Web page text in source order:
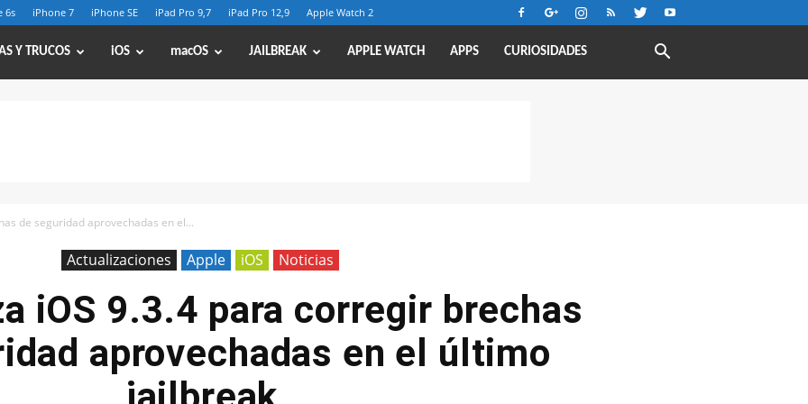
6s iPhone 7 iPhone SE iPad Pro 9,7 iPad Pro 12,9 Apple Watch 2
Y TRUCOS iOS macOS JAILBREAK APPLE WATCH APPS CURIOSIDADES
de seguridad aprovechadas en el...
Actualizaciones Apple iOS Noticias
iOS 9.3.4 para corregir brechas
aprovechadas en el último